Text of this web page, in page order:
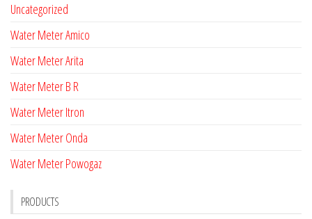
Uncategorized
Water Meter Amico
Water Meter Arita
Water Meter B R
Water Meter Itron
Water Meter Onda
Water Meter Powogaz
PRODUCTS